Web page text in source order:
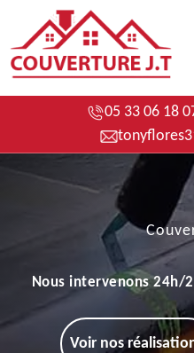
05 33 06 18
Nous intervenons 24h/
Voir nos